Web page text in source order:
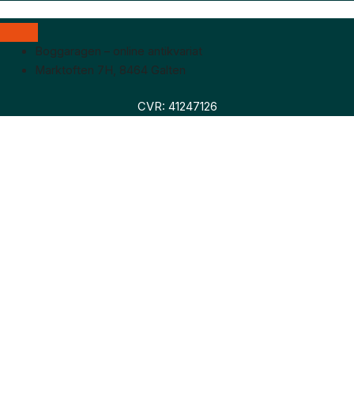
Boggaragen – online antikvariat
Marktoften 7H, 8464 Galten
CVR: 41247126